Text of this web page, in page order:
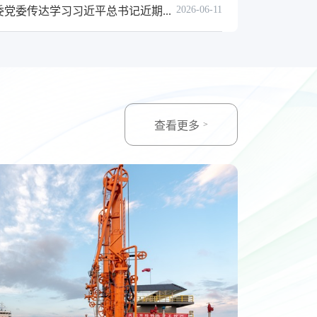
党委传达学习习近平总书记近期... 2026-06-11
查看更多